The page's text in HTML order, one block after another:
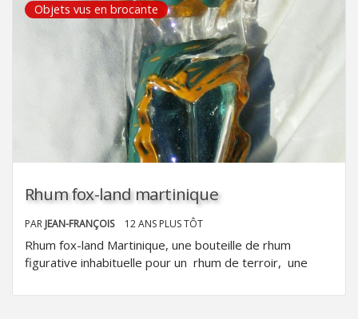
Objets vus en brocante
Rhum fox-land martinique
PAR JEAN-FRANÇOIS 12 ANS PLUS TÔT
Rhum fox-land Martinique, une bouteille de rhum
figurative inhabituelle pour un rhum de terroir, une